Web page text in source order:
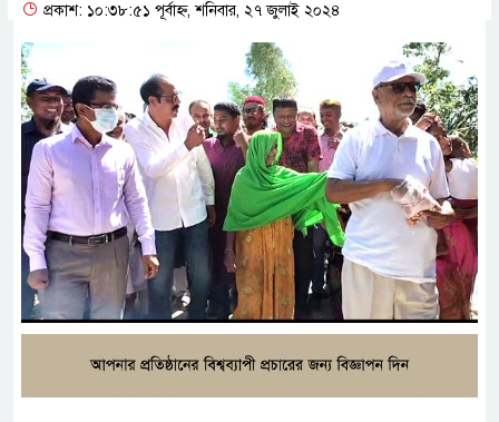
প্রকাশ: ১০:৩৮:৫১ পূর্বাহ্ন, শনিবার, ২৭ জুলাই ২০২৪